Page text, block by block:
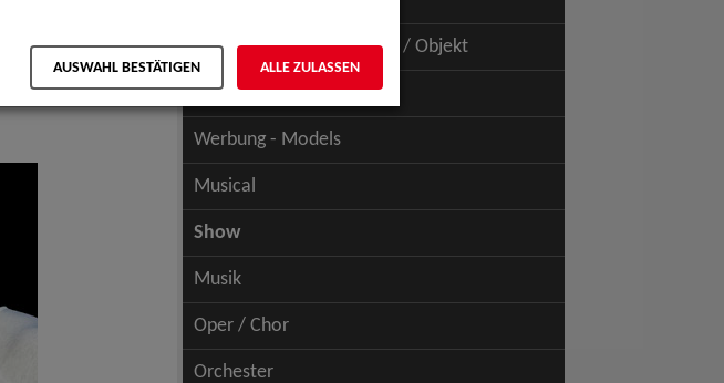
Schauspiel - Figur / Puppe / Objekt
Werbung - Talents
Werbung - Models
Musical
Show
Musik
Oper / Chor
Orchester
AUSWAHL BESTÄTIGEN ALLE ZULASSEN